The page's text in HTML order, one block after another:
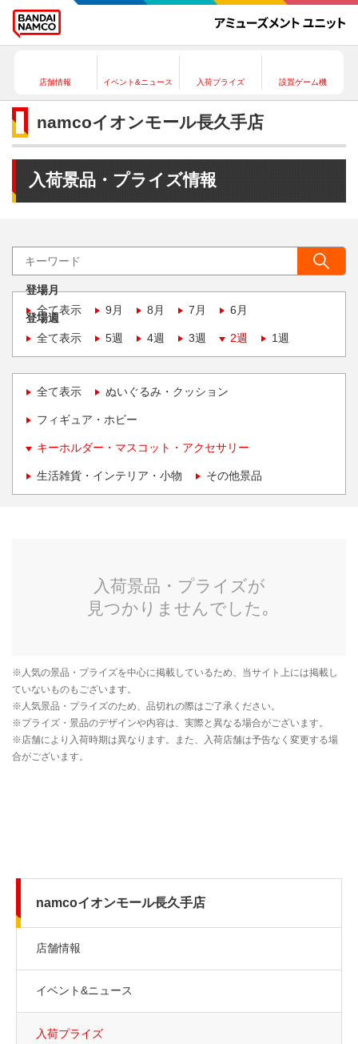
店舗情報 イベント&ニュース 入荷プライズ 設置ゲーム機
namcoイオンモール長久手店
入荷景品・プライズ情報
登場月
全て表示
9月 8月 7月 6月
登場週
全て表示
5週 4週 3週 2週 1週
全て表示 ぬいぐるみ・クッション
フィギュア・ホビー
キーホルダー・マスコット・アクセサリー
生活雑貨・インテリア・小物 その他景品
namcoイオンモール長久手店
店舗情報
イベント&ニュース
入荷プライズ